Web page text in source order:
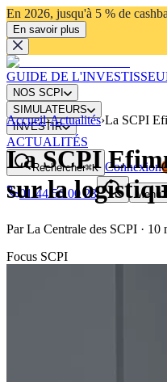
En 2026, jusqu'à 5 % de
En savoir plus
GUIDE DE
NOS SCPI
SIMULATEURS
INVESTIR
ACTUALITÉS
Rechercher⌘K Connexion
01 44 56 00 23
Menu
Accueil›Actualités›La SCPI
La SCPI
sur la
Par La Centrale des SCPI · 10
Focus SCPI